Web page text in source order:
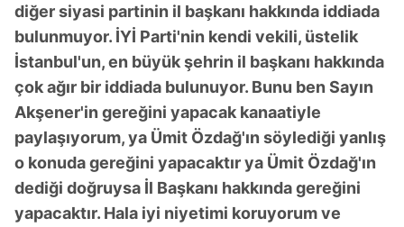
diğer siyasi partinin il başkanı hakkında iddiada
bulunmuyor. İYİ Parti'nin kendi vekili, üstelik
İstanbul'un, en büyük şehrin il başkanı hakkında
çok ağır bir iddiada bulunuyor. Bunu ben Sayın
Akşener'in gereğini yapacak kanaatiyle
paylaşıyorum, ya Ümit Özdağ'ın söylediği yanlış
o konuda gereğini yapacaktır ya Ümit Özdağ'ın
dediği doğruysa İl Başkanı hakkında gereğini
yapacaktır. Hala iyi niyetimi koruyorum ve